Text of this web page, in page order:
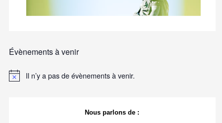
Évènements à venir
Il n’y a pas de évènements à venir.
Nous parlons de :